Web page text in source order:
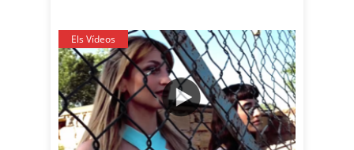
Els Vídeos